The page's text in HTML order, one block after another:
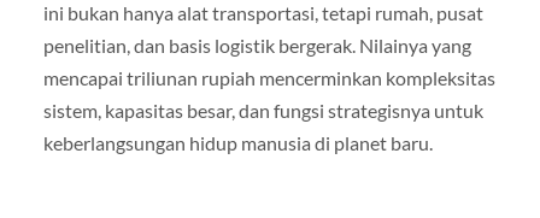
ini bukan hanya alat transportasi, tetapi rumah, pusat
penelitian, dan basis logistik bergerak. Nilainya yang
mencapai triliunan rupiah mencerminkan kompleksitas
sistem, kapasitas besar, dan fungsi strategisnya untuk
keberlangsungan hidup manusia di planet baru.